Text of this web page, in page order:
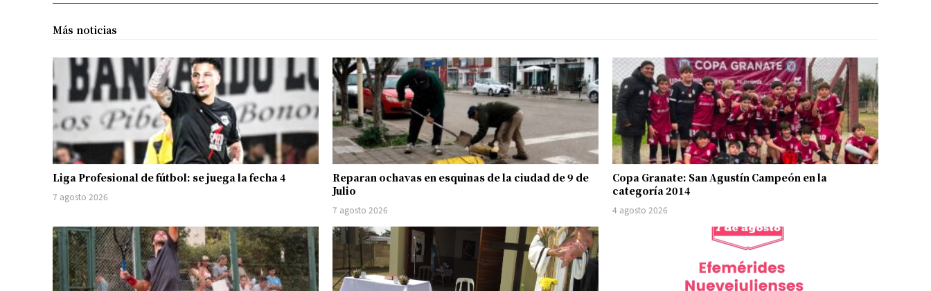
Más noticias
Liga Profesional de fútbol: se juega la fecha 4
7 agosto 2026
Reparan ochavas en esquinas de la ciudad de 9 de
Julio
7 agosto 2026
Copa Granate: San Agustín Campeón en la
categoría 2014
4 agosto 2026